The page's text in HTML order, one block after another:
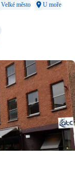
Velké město U moře